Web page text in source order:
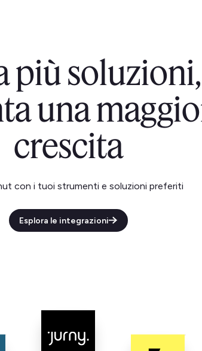
più
una
crescita
con i tuoi strumenti e soluzioni preferiti
Esplora le integrazioni